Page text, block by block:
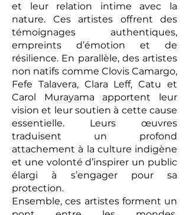
et leur relation intime avec la
nature. Ces artistes offrent des
témoignages authentiques,
empreints d’émotion et de
résilience. En parallèle, des artistes
non natifs comme Clovis Camargo,
Fefe Talavera, Clara Leff, Catu et
Carol Murayama apportent leur
vision et leur soutien à cette cause
essentielle. Leurs œuvres
traduisent un profond
attachement à la culture indigène
et une volonté d’inspirer un public
élargi à s’engager pour sa
protection.
Ensemble, ces artistes forment un